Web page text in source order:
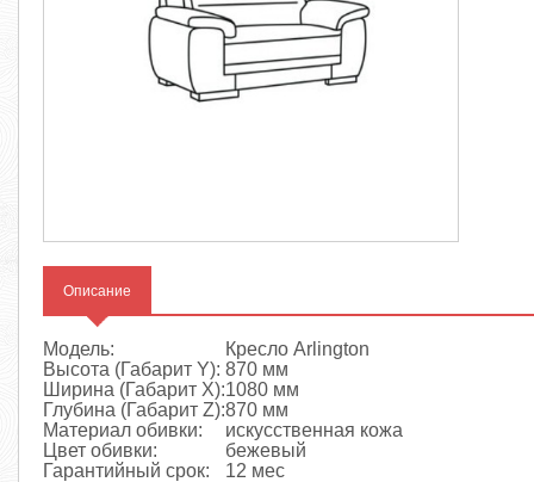
Описание
Модель:
Кресло Arlington
Высота (Габарит Y): 870 мм
Ширина (Габарит X):1080 мм
Глубина (Габарит Z):870 мм
Материал обивки:
искусственная кожа
Цвет обивки:
бежевый
Гарантийный срок:
12 мес